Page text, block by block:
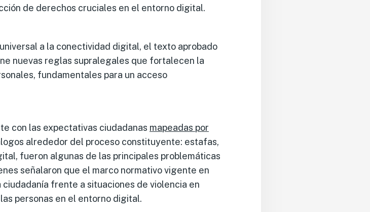
de derechos cruciales en el entorno digital.
a la conectividad digital, el texto aprobado
nuevas reglas supralegales que fortalecen la
fundamentales para un acceso
con las expectativas ciudadanas mapeadas por
alrededor del proceso constituyente: estafas,
fueron algunas de las principales problemáticas
señalaron que el marco normativo vigente en
frente a situaciones de violencia en
personas en el entorno digital.